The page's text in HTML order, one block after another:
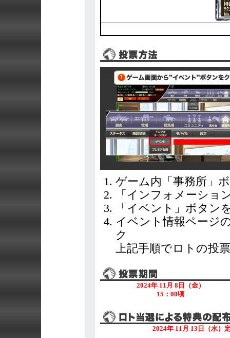
ゲーム内「事務所」
「インフォメーショ
「イベント」ボタン
イベント情報ページ
ク
上記手順でロトの投
2024年 11月 8日（金）
15：00頃
2024年 11月 13日（水）